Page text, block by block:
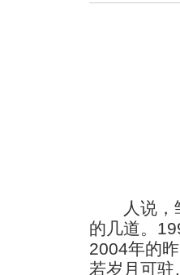
人说，皱
的几道。
2004年的
若岁月可